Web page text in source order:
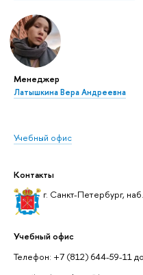
Менеджер
Латышкина Вера Андреевна
Учебный офис
Контакты
г. Санкт-Петербург,
Учебный офис
Телефон: +7 (812) 644-59-11